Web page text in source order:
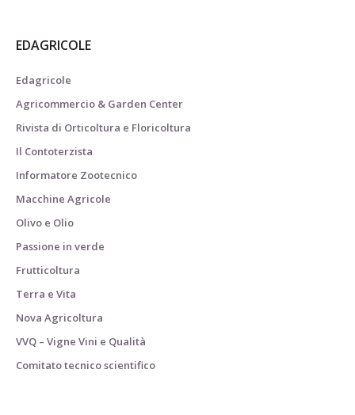
EDAGRICOLE
Edagricole
Agricommercio & Garden Center
Rivista di Orticoltura e Floricoltura
Il Contoterzista
Informatore Zootecnico
Macchine Agricole
Olivo e Olio
Passione in verde
Frutticoltura
Terra e Vita
Nova Agricoltura
VVQ – Vigne Vini e Qualità
Comitato tecnico scientifico